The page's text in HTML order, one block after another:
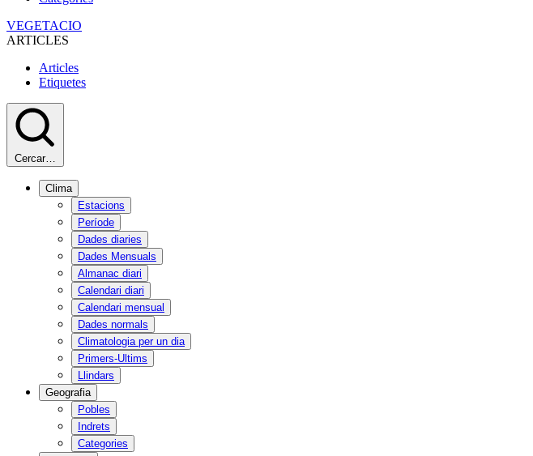
VEGETACIO
ARTICLES
Articles
Etiquetes
Cercar…
Clima
Estacions
Període
Dades diaries
Dades Mensuals
Almanac diari
Calendari diari
Calendari mensual
Dades normals
Climatologia per un dia
Primers-Ultims
Llindars
Geografia
Pobles
Indrets
Categories